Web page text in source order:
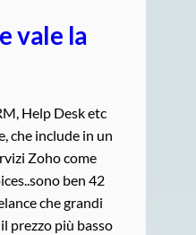
vale la
Help Desk etc
che include in un
Zoho come
ben 42
che grandi
prezzo più basso